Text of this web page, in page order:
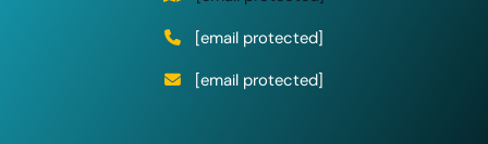
[email protected]
[email protected]